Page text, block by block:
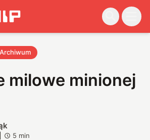
Archiwum
milowe minionej
5 min